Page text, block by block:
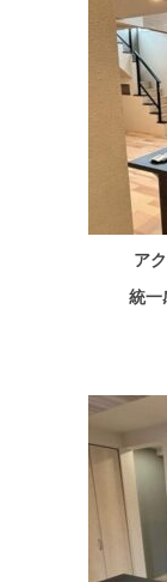
ア
統一